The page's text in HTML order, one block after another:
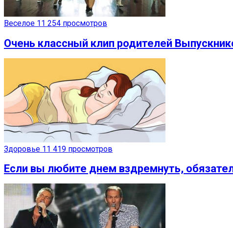
Веселое 11 254 просмотров
Очень классный клип родителей
Здоровье 11 419 просмотров
Если вы любите днем вздремнуть,